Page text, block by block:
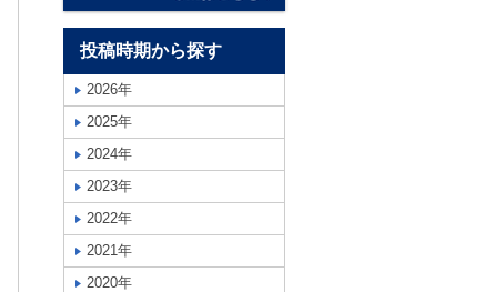
投稿時期から探す
2026年
2025年
2024年
2023年
2022年
2021年
2020年